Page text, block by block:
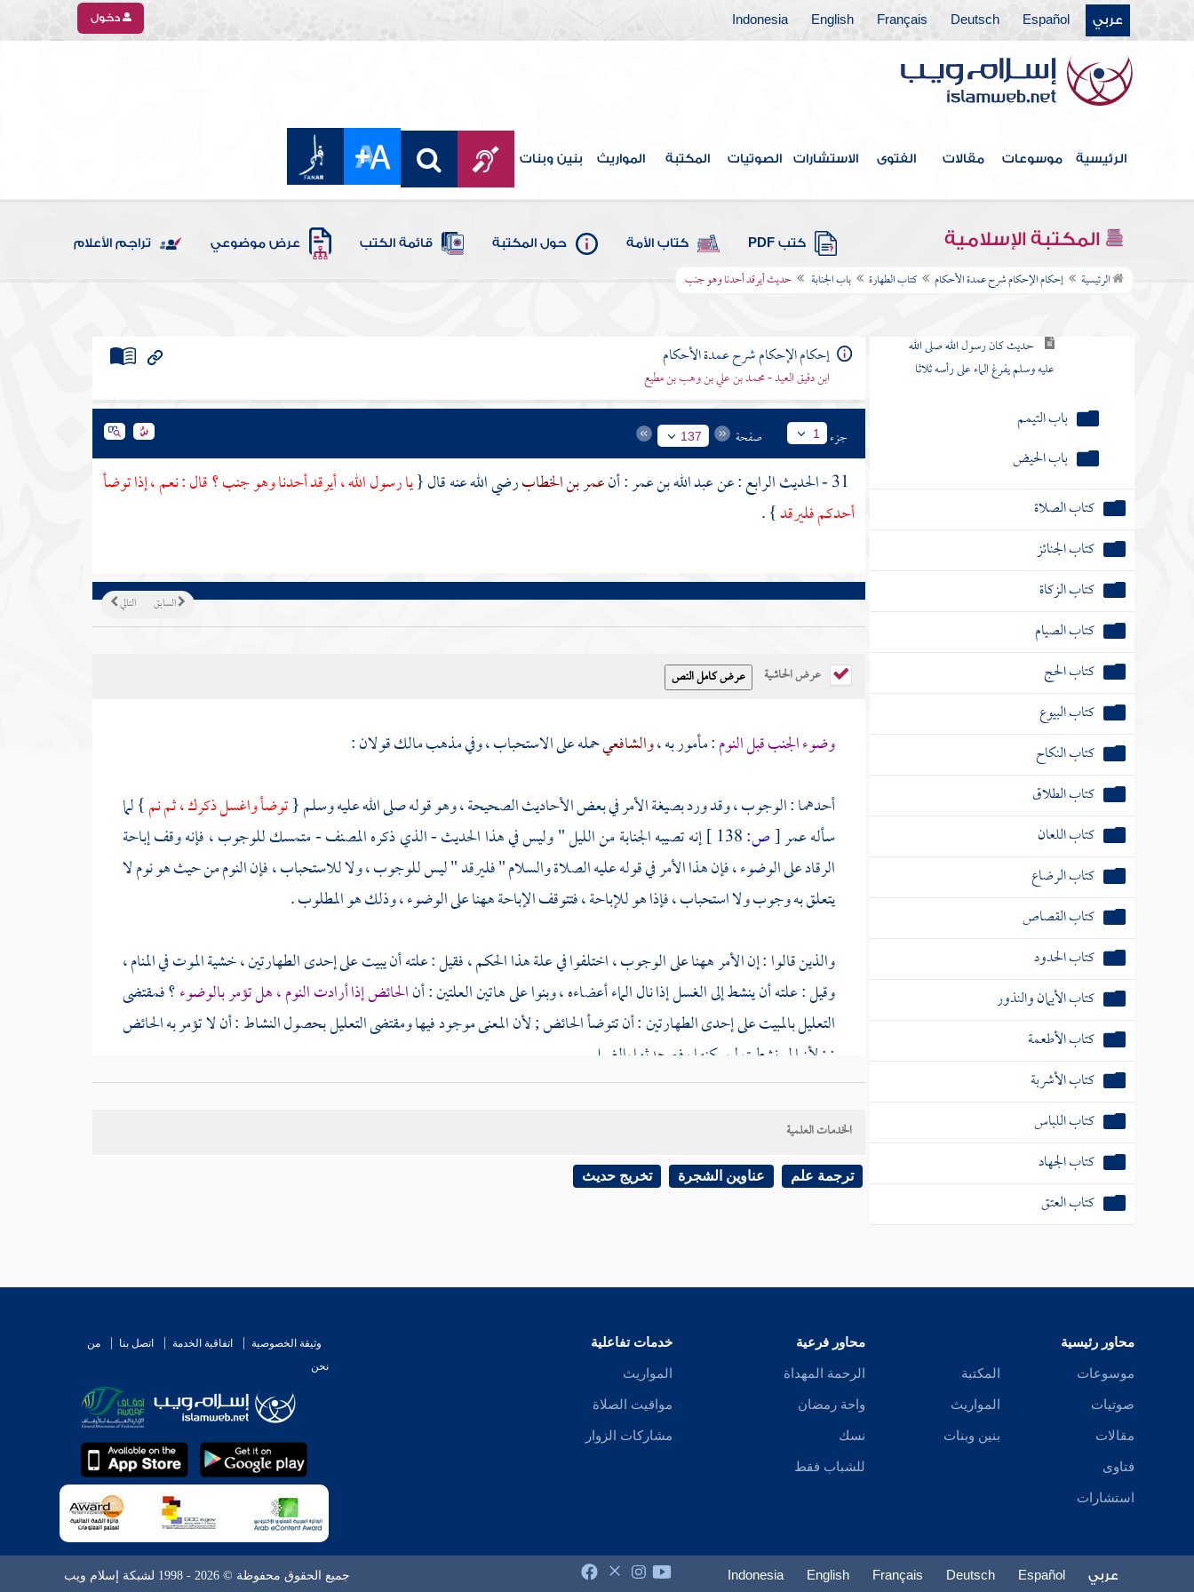
عربي Español
Deutsch
Français
English
Indonesia دخول
الرئيسية موسوعات مقالات الفتوى الاستشارات الصوتيات المكتبة المواريث بنين وبنات
المكتبة الإسلامية كتب PDF كتاب الأمة حول المكتبة قائمة الكتب عرض موضوعي تراجم الأعلام
الرئيسية إحكام الإحكام شرح عمدة الأحكام كتاب الطهارة باب الجنابة حديث أيرقد أحدنا وهو جنب
حديث وضعت لرسول الله
صلى الله عليه وسلم وضوء الجنابة
فأكفأ بيمينه على يساره
حديث أيرقد أحدنا وهو جنب
الحق
حديث كنت أغسل الجنابة من ثوب
إلى الصلاة
حديث إذا جلس بين شعبها الأربع
حديث كان رسول الله صلى الله
عليه وسلم يفرغ الماء على رأسه ثلاثا
باب التيمم
باب الحيض
كتاب الصلاة
كتاب الجنائز
كتاب الزكاة
كتاب الصيام
كتاب الحج
كتاب البيوع
كتاب النكاح
كتاب الطلاق
كتاب اللعان
كتاب الرضاع
كتاب القصاص
كتاب الحدود
كتاب الأيمان والنذور
كتاب الأطعمة
كتاب الأشربة
كتاب اللباس
كتاب الجهاد
كتاب العتق
إحكام الإحكام شرح عمدة الأحكام
ابن دقيق العيد - محمد بن علي بن وهب بن مطيع
جزء 1 صفحة 137
عبد الله بن عمر: أنعمر بن الخطابرضي الله عنه قال {يا رسول الله ، أيرقد أحدنا وهو جنب ؟ قال : نعم ، إذا توضأ
أحدكم فليرقد} .
التالي السابق
عرض الحاشية
وضوء الجنب قبل النوم: مأمور به ،والشافعيحمله على الاستحباب ، وفي مذهبمالكقولان :
أحدهما : الوجوب ، وقد ورد بصيغة الأمر في بعض الأحاديث الصحيحة ، وهو قوله صلى الله عليه وسلم {توضأ واغسل ذكرك ، ثم نم} لما
سألهعمر[ص:
إنه تصيبه الجنابة من الليل " وليس في هذا الحديث - الذي ذكره المصنف - متمسك للوجوب ، فإنه وقف إباحة
الرقاد على الوضوء ، فإن هذا الأمر في قوله عليه الصلاة والسلام " فليرقد " ليس للوجوب ، ولا للاستحباب ، فإن النوم من حيث هو نوم لا
يتعلق به وجوب ولا استحباب ، فإذا هو للإباحة ، فتتوقف الإباحة ههنا على الوضوء ، وذلك هو المطلوب .
والذين قالوا : إن الأمر ههنا على الوجوب ، اختلفوا في علة هذا الحكم ، فقيل : علته أن يبيت على إحدى الطهارتين ، خشية الموت في المنام ،
وقيل : علته أن ينشط إلى الغسل إذا نال الماء أعضاءه ، وبنوا على هاتين العلتين : أنالحائض إذا أرادت النوم ، هل تؤمر بالوضوء؟ فمقتضى
التعليل بالمبيت على إحدى الطهارتين : أن تتوضأ الحائض ; لأن المعنى موجود فيها ومقتضى التعليل بحصول النشاط : أن لا تؤمر به الحائض
; ; لأنها لو نشطت لم يمكنها رفع حدثها بالغسل .
وقد نص
الخدمات العلمية
ترجمة علم عناوين الشجرة تخريج حديث
محاور رئيسية
موسوعات
صوتيات
مقالات
فتاوى
استشارات
المكتبة
المواريث
بنين وبنات
محاور فرعية
الرحمة المهداة
واحة رمضان
نسك
للشباب فقط
خدمات تفاعلية
المواريث
مواقيت الصلاة
مشاركات الزوار
وثيقة الخصوصية اتفاقية الخدمة اتصل بنا
من
نحن
عربي Español
Deutsch
Français
English
Indonesia جميع الحقوق محفوظة © 2026 - 1998 لشبكة إسلام ويب